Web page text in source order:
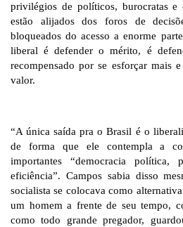
privilégios de políticos, burocratas e
estão alijados dos foros de
bloqueados do acesso a enorme
liberal é defender o mérito, é
recompensado por se esforçar mais
valor.
“A única saída pra o Brasil é o
de forma que ele contempla a
importantes “democracia política,
eficiência”. Campos sabia disso
socialista se colocava como
um homem a frente de seu tempo,
como todo grande pregador,